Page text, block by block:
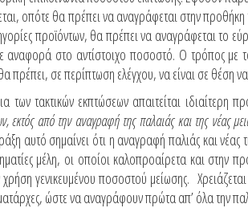
οπότε θα πρέπει να αναγράφεται στην
προϊόντων, θα πρέπει να αναγράφεται
αναφορά στο αντίστοιχο ποσοστό. Ο τρόπος με
πρέπει, σε περίπτωση ελέγχου, να είναι σε θέση
των τακτικών εκπτώσεων απαιτείται
εκτός από την αναγραφή της παλαιάς και της νέας
αυτό σημαίνει ότι η αναγραφή παλιάς και
μέλη, οι οποίοι καλοπροαίρετα και
γενικευμένου ποσοστού μείωσης.
ώστε να αναγράφουν πρώτα απ’ όλα την